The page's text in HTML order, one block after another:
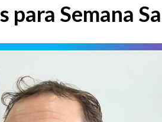
para Semana